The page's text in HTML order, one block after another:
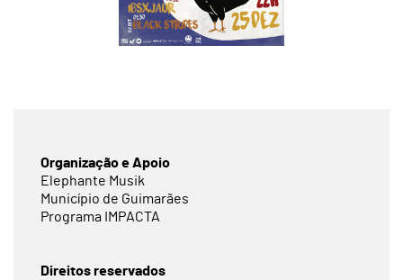
Organização e Apoio
Elephante Musik
Município de Guimarães
Programa IMPACTA
Direitos reservados